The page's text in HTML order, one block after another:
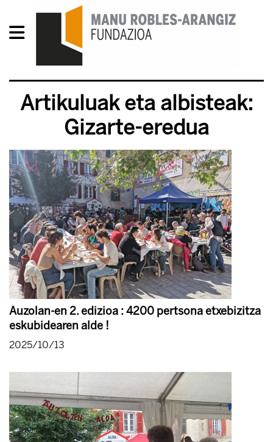
Artikuluak eta albisteak:
Gizarte-eredua
Auzolan-en 2. edizioa : 4200 pertsona etxebizitza
eskubidearen alde !
2025/10/13